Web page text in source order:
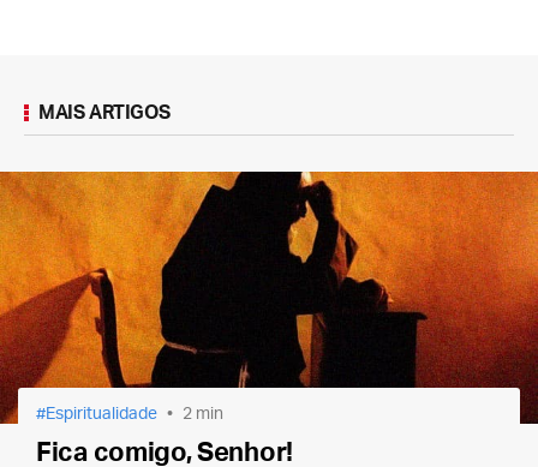
MAIS ARTIGOS
Espiritualidade 2 min
Fica comigo, Senhor!